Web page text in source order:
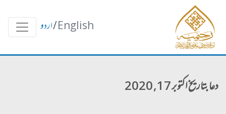
English
/اردو
دعا بتاریخ اکتوبر 17, 2020